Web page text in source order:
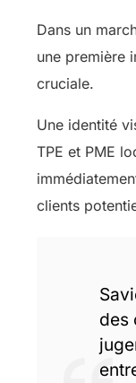
Dans un
une première
cruciale.
Une identité
TPE et PME
clients
des